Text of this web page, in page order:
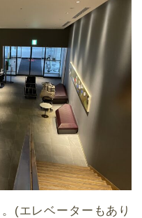
(エレベーターもあり